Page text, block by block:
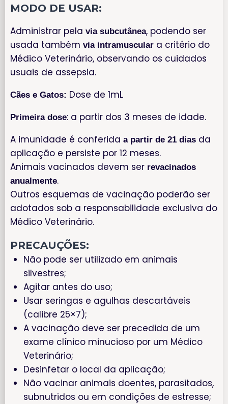
MODO DE USAR:
Administrar pela via subcutânea, podendo ser
usada também via intramuscular a critério do
Médico Veterinário, observando os cuidados
usuais de assepsia.
Cães e Gatos: Dose de 1mL
Primeira dose: a partir dos 3 meses de idade.
A imunidade é conferida a partir de 21 dias da
aplicação e persiste por 12 meses.
Animais vacinados devem ser revacinados
anualmente.
Outros esquemas de vacinação poderão ser
adotados sob a responsabilidade exclusiva do
Médico Veterinário.
PRECAUÇÕES:
Não pode ser utilizado em animais
silvestres;
Agitar antes do uso;
Usar seringas e agulhas descartáveis
(calibre 25×7);
A vacinação deve ser precedida de um
exame clínico minucioso por um Médico
Veterinário;
Desinfetar o local da aplicação;
Não vacinar animais doentes, parasitados,
subnutridos ou em condições de estresse;